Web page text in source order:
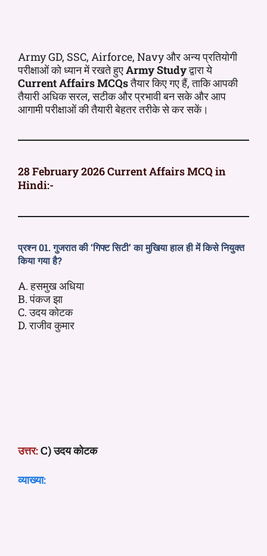
Army GD, SSC, Airforce, Navy और अन्य प्रतियोगी
परीक्षाओं को ध्यान में रखते हुएArmy Studyद्वारा ये
Current Affairs MCQsतैयार किए गए हैं, ताकि आपकी
तैयारी अधिक सरल, सटीक और प्रभावी बन सके और आप
आगामी परीक्षाओं की तैयारी बेहतर तरीके से कर सकें।
28 February 2026 Current Affairs MCQ in
Hindi:-
प्रश्न 01. गुजरात की ‘गिफ्ट सिटी’ का मुखिया हाल ही में किसे नियुक्त
किया गया है?
A. हसमुख अधिया
B. पंकज झा
C. उदय कोटक
D. राजीव कुमार
उत्तर:C) उदय कोटक
व्याख्या: